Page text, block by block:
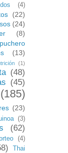
(4)
(22)
(24)
(8)
(13)
(1)
(48)
(45)
(185)
(23)
(3)
(62)
(4)
Thai